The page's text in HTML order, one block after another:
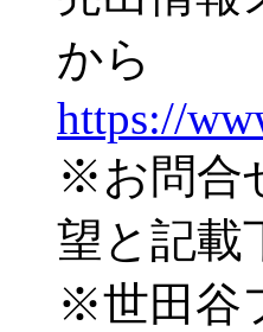
から
https://
※お問合
望と記載
※世田谷